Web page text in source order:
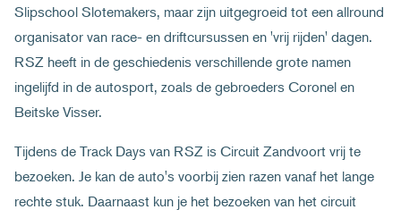
Slipschool Slotemakers, maar zijn uitgegroeid tot een allround
organisator van race- en driftcursussen en 'vrij rijden' dagen.
RSZ heeft in de geschiedenis verschillende grote namen
ingelijfd in de autosport, zoals de gebroeders Coronel en
Beitske Visser.
Tijdens de Track Days van RSZ is Circuit Zandvoort vrij te
bezoeken. Je kan de auto's voorbij zien razen vanaf het lange
rechte stuk. Daarnaast kun je het bezoeken van het circuit